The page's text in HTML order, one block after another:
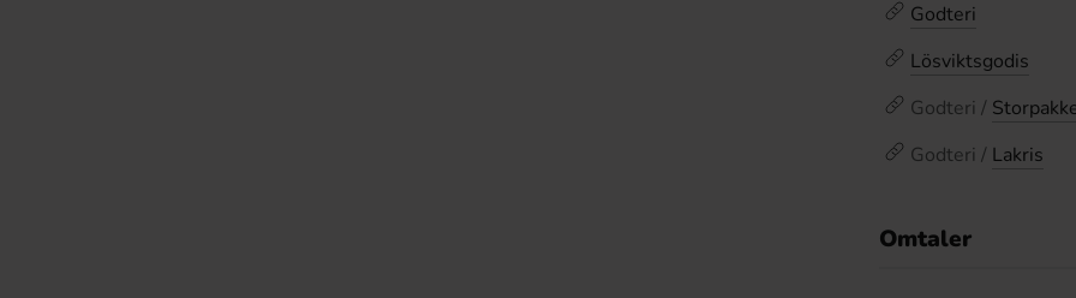
Godteri
Lösviktsgodis
Godteri /
Godteri / Lakris
Omtaler